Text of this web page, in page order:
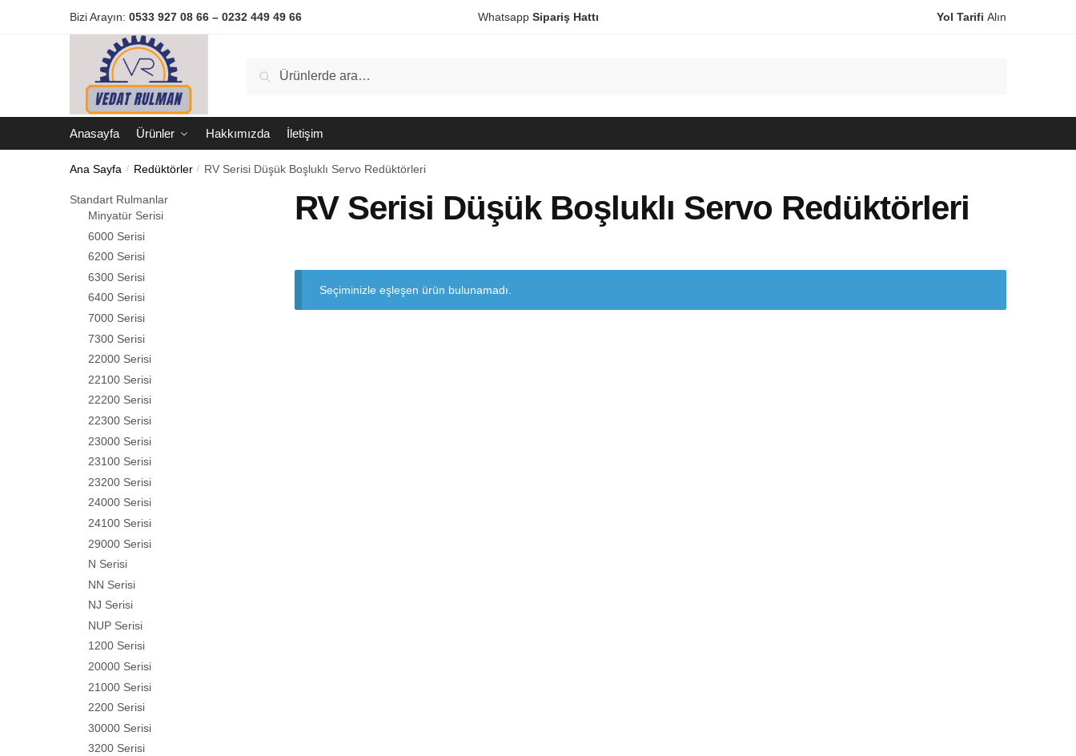
Bizi Arayın: 0533 927 08 66 – 0232 449 49 66 Whatsapp Sipariş Hattı Yol Tarifi Alın
Ara
Anasayfa Ürünler Hakkımızda İletişim
Ana Sayfa / Redüktörler / RV Serisi Düşük Boşluklı Servo Redüktörleri
RV Serisi Düşük Boşluklı Servo Redüktörleri
Seçiminizle eşleşen ürün bulunamadı.
Standart Rulmanlar
Minyatür Serisi
6000 Serisi
6200 Serisi
6300 Serisi
6400 Serisi
7000 Serisi
7300 Serisi
22000 Serisi
22100 Serisi
22200 Serisi
22300 Serisi
23000 Serisi
23100 Serisi
23200 Serisi
24000 Serisi
24100 Serisi
29000 Serisi
N Serisi
NN Serisi
NJ Serisi
NUP Serisi
1200 Serisi
20000 Serisi
21000 Serisi
2200 Serisi
30000 Serisi
3200 Serisi